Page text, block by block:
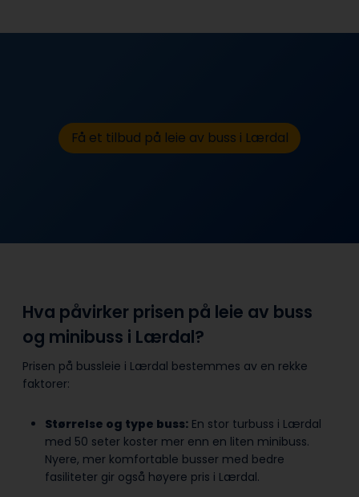
Få et tilbud på leie av buss i Lærdal
Hva påvirker prisen på leie av buss
og minibuss i Lærdal?
Prisen på bussleie i Lærdal bestemmes av en rekke
faktorer:
Størrelse og type buss: En stor turbuss i Lærdal
med 50 seter koster mer enn en liten minibuss.
Nyere, mer komfortable busser med bedre
fasiliteter gir også høyere pris i Lærdal.